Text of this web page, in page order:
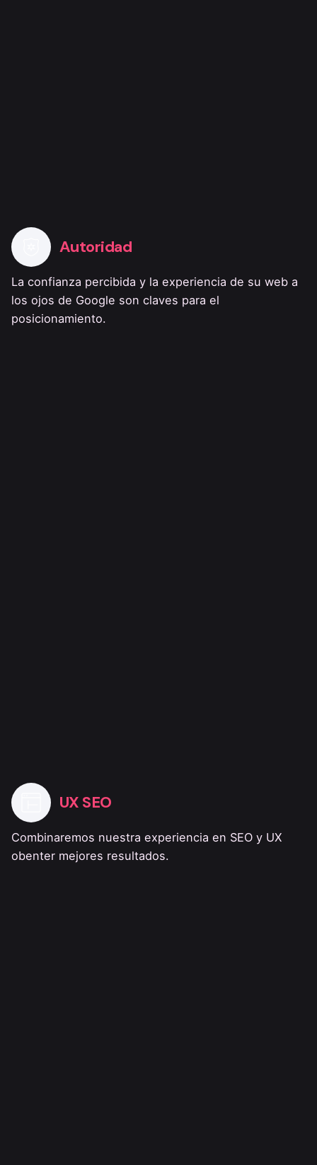
Autoridad
La confianza percibida y la experiencia de su web a
los ojos de Google son claves para el
posicionamiento.
UX SEO
Combinaremos nuestra experiencia en SEO y UX
obenter mejores resultados.